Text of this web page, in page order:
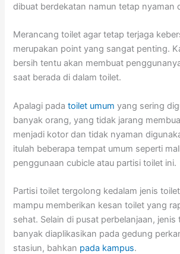
dibuat berdekatan namun tetap nyaman
Merancang toilet agar tetap terjaga
merupakan point yang sangat penting.
bersih tentu akan membuat
saat berada di dalam toilet.
Apalagi padatoilet umum yang sering
banyak orang, yang tidak jarang
menjadi kotor dan tidak nyaman
itulah beberapa tempat umum seperti
penggunaan cubicle atau partisi toilet ini.
Partisi toilet tergolong kedalam jenis
mampu memberikan kesan toilet yang
sehat. Selain di pusat perbelanjaan, jenis
banyak diaplikasikan pada gedung
stasiun, bahkan pada kampus.